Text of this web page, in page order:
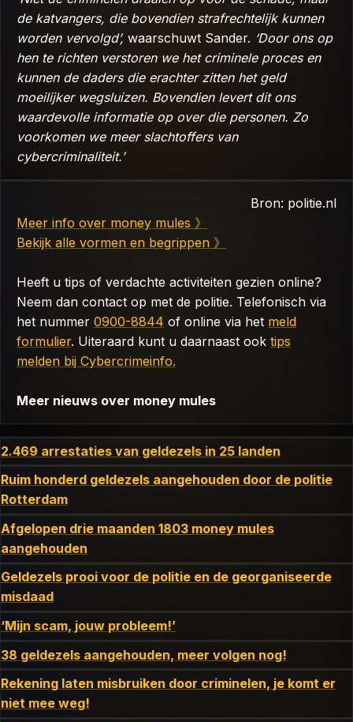
de katvangers, die bovendien strafrechtelijk kunnen
worden vervolgd’, waarschuwt Sander. ‘Door ons op
hen te richten verstoren we het criminele proces en
kunnen de daders die erachter zitten het geld
moeilijker wegsluizen. Bovendien levert dit ons
waardevolle informatie op over die personen. Zo
voorkomen we meer slachtoffers van
cybercriminaliteit.’
Bron: politie.nl
Meer info over money mules 》
Bekijk alle vormen en begrippen 》
Heeft u tips of verdachte activiteiten gezien online?
Neem dan contact op met de politie. Telefonisch via
het nummer 0900-8844 of online via het meld
formulier. Uiteraard kunt u daarnaast ook tips
melden bij Cybercrimeinfo.
Meer nieuws over money mules
2.469 arrestaties van geldezels in 25 landen
Ruim honderd geldezels aangehouden door de politie
Rotterdam
Afgelopen drie maanden 1803 money mules
aangehouden
Geldezels prooi voor de politie en de georganiseerde
misdaad
‘Mijn scam, jouw probleem!’
38 geldezels aangehouden, meer volgen nog!
Rekening laten misbruiken door criminelen, je komt er
niet mee weg!